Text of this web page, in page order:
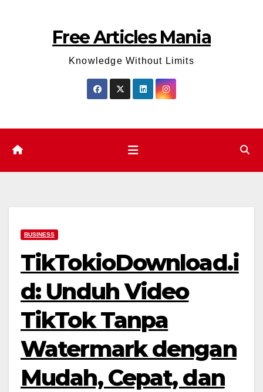
Free Articles Mania
Knowledge Without Limits
BUSINESS
TikTokioDownload.i
d: Unduh Video
TikTok Tanpa
Watermark dengan
Mudah, Cepat, dan